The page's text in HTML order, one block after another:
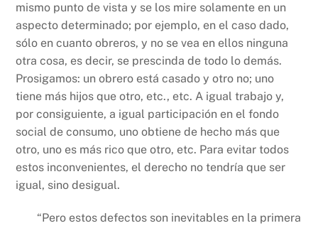
mismo punto de vista y se los mire solamente en un
aspecto determinado; por ejemplo, en el caso dado,
sólo en cuanto obreros, y no se vea en ellos ninguna
otra cosa, es decir, se prescinda de todo lo demás.
Prosigamos: un obrero está casado y otro no; uno
tiene más hijos que otro, etc., etc. A igual trabajo y,
por consiguiente, a igual participación en el fondo
social de consumo, uno obtiene de hecho más que
otro, uno es más rico que otro, etc. Para evitar todos
estos inconvenientes, el derecho no tendría que ser
igual, sino desigual.
“Pero estos defectos son inevitables en la primera